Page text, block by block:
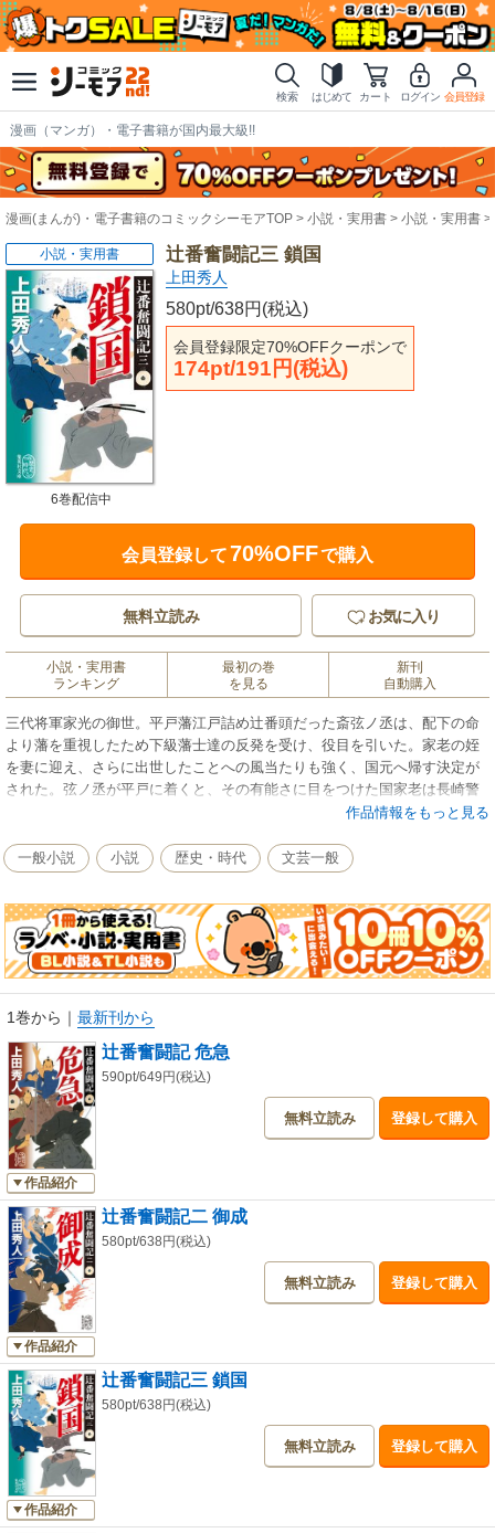
検索 はじめて カート ログイン 会員登録
漫画（マンガ）・電子書籍が国内最大級!!
漫画(まんが)・電子書籍のコミックシーモアTOP 小説・実用書 小説・実用書
辻番奮闘記三 鎖国
上田秀人
580pt/638円(税込)
会員登録限定70%OFFクーポンで
174pt/191円(税込)
小説・実用書
6巻配信中
会員登録して70%OFFで購入
無料立読み お気に入り
小説・実用書
ランキング
最初の巻
を見る
新刊
自動購入
三代将軍家光の御世。平戸藩江戸詰め辻番頭だった斎弦ノ丞は、配下の命
より藩を重視したため下級藩士達の反発を受け、役目を引いた。家老の姪
を妻に迎え、さらに出世したことへの風当たりも強く、国元へ帰す決定が
された。弦ノ丞が平戸に着くと、その有能さに目をつけた国家老は長崎警
固を命じ……。貿易の莫大な利益を巡って暗躍する人々に翻弄されながら
作品情報をもっと見る
一般小説 小説 歴史・時代 文芸一般
1巻から ｜ 最新刊から
作品紹介
辻番奮闘記 危急
590pt/649円(税込)
無料立読み 登録して購入
作品紹介
辻番奮闘記二 御成
580pt/638円(税込)
無料立読み 登録して購入
作品紹介
辻番奮闘記三 鎖国
580pt/638円(税込)
無料立読み 登録して購入